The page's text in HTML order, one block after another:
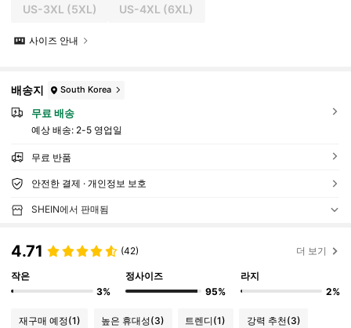
US-3XL (5XL) US-4XL (6XL)
사이즈 안내
배송지 South Korea
무료 배송
예상 배송: 2-5 영업일
무료 반품
안전한 결제 · 개인정보 보호
SHEIN에서 판매됨
4.71 (42) 더 보기
작은
3%
정사이즈
95%
라지
2%
재구매 예정(1) 높은 휴대성(3) 트렌디(1) 강력 추천(3)